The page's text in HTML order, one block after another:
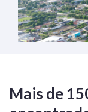
Mais de